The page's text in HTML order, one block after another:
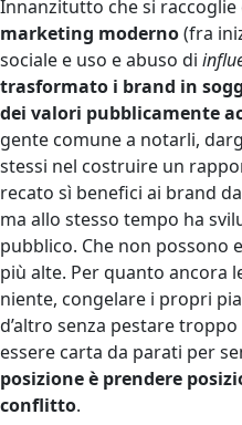
Innanzitutto che si raccoglie
marketing moderno(fra
sociale e uso e abuso di
trasformato i brand in
dei valori pubblicamente
gente comune a notarli,
stessi nel costruire un
recato sì benefici ai brand
ma allo stesso tempo ha
pubblico. Che non possono
più alte. Per quanto ancora
niente, congelare i propri
d’altro senza pestare
essere carta da parati per
posizione è prendere
conflitto.